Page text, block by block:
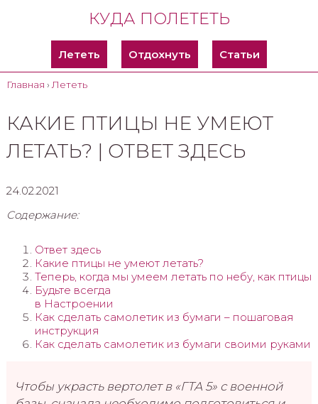
КУДА ПОЛЕТЕТЬ
Лететь Отдохнуть Статьи
Главная › Лететь
КАКИЕ ПТИЦЫ НЕ УМЕЮТ
ЛЕТАТЬ? | ОТВЕТ ЗДЕСЬ
24.02.2021
Содержание:
Ответ здесь
Какие птицы не умеют летать?
Теперь, когда мы умеем летать по небу, как птицы
Будьте всегда
в Настроении
Как сделать самолетик из бумаги – пошаговая
инструкция
Как сделать самолетик из бумаги своими руками
Чтобы украсть вертолет в «ГТА 5» с военной